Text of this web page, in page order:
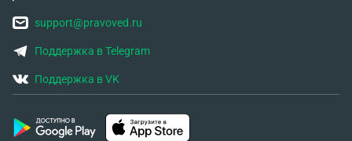
support@pravoved.ru
Поддержка в Telegram
Поддержка в VK